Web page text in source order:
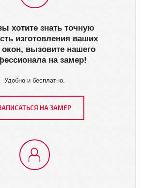
хотите знать точную
изготовления ваших
вызовите нашего
на замер!
Удобно и бесплатно.
НА ЗАМЕР